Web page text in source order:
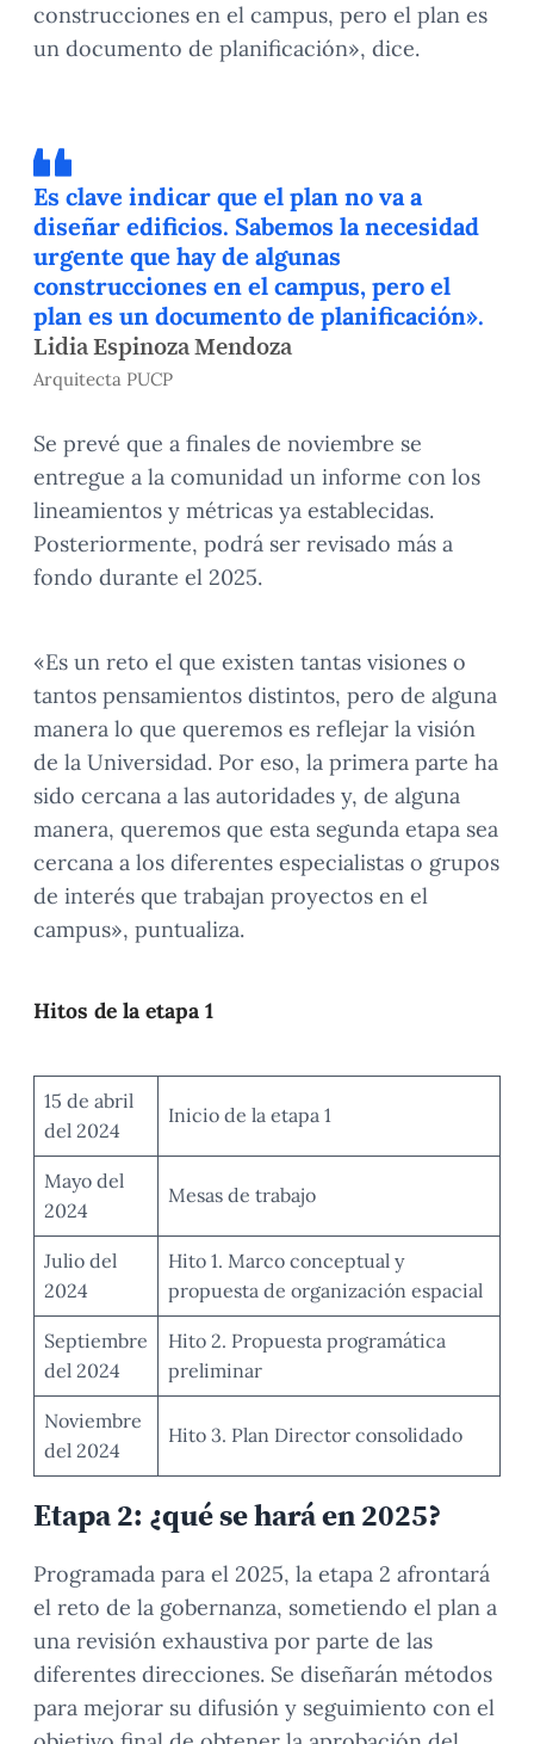
construcciones en el campus, pero el plan es
un documento de planificación», dice.
Es clave indicar que el plan no va a
diseñar edificios. Sabemos la necesidad
urgente que hay de algunas
construcciones en el campus, pero el
plan es un documento de planificación».
Lidia Espinoza Mendoza
Arquitecta PUCP
Se prevé que a finales de noviembre se
entregue a la comunidad un informe con los
lineamientos y métricas ya establecidas.
Posteriormente, podrá ser revisado más a
fondo durante el 2025.
«Es un reto el que existen tantas visiones o
tantos pensamientos distintos, pero de alguna
manera lo que queremos es reflejar la visión
de la Universidad. Por eso, la primera parte ha
sido cercana a las autoridades y, de alguna
manera, queremos que esta segunda etapa sea
cercana a los diferentes especialistas o grupos
de interés que trabajan proyectos en el
campus», puntualiza.
Hitos de la etapa 1
15 de abril
del 2024
Inicio de la etapa 1
Mayo del
2024
Mesas de trabajo
Julio del
2024
Hito 1. Marco conceptual y
propuesta de organización espacial
Septiembre
del 2024
Hito 2. Propuesta programática
preliminar
Noviembre
del 2024
Hito 3. Plan Director consolidado
Etapa 2: ¿qué se hará en 2025?
Programada para el 2025, la etapa 2 afrontará
el reto de la gobernanza, sometiendo el plan a
una revisión exhaustiva por parte de las
diferentes direcciones. Se diseñarán métodos
para mejorar su difusión y seguimiento con el